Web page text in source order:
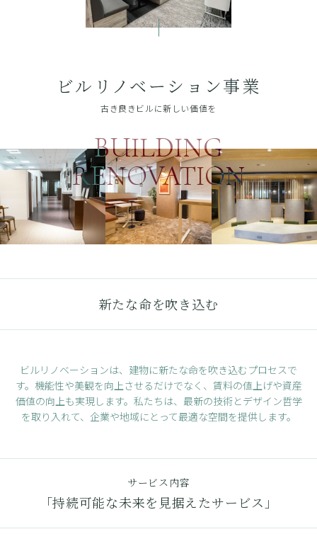
ビルリノベーション事業
古き良きビルに新しい価値を
BUILDING
RENOVATION
新たな命を吹き込む
ビルリノベーションは、建物に新たな命を吹き込むプロセスで
す。 機能性や美観を向上させるだけでなく、賃料の値上げや資産
価値の向上も実現します。 私たちは、最新の技術とデザイン哲学
を取り入れて、企業や地域にとって最適な空間を提供します。
サービス内容
「持続可能な未来を見据えたサービス」